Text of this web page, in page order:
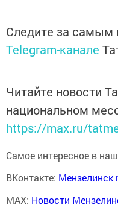
Следите за
Telegram-канале
Читайте новости
национальном
https://max.ru/
Самое интересное в
ВКонтакте: Мензелинск
MAX: Новости